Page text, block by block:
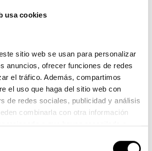
usa cookies
sitio web se usan para personalizar
anuncios, ofrecer funciones de redes
el tráfico. Además, compartimos
el uso que haga del sitio web con
de redes sociales, publicidad y análisis
combinarla con otra información
o que hayan recopilado a
en el siguiente
. Consulta